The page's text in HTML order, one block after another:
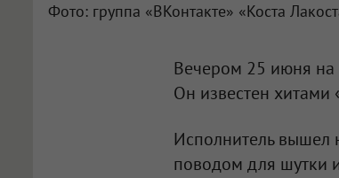
Фото: группа «ВКонтакте» «Коста
Вечером 25 июня на
Он известен хитами
Исполнитель вышел
поводом для шутки